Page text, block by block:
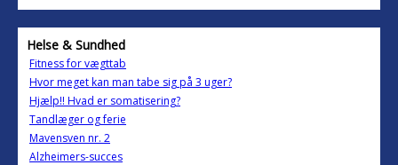
Helse & Sundhed
Fitness for vægttab
Hvor meget kan man tabe sig på 3 uger?
Hjælp!! Hvad er somatisering?
Tandlæger og ferie
Mavensven nr. 2
Alzheimers-succes